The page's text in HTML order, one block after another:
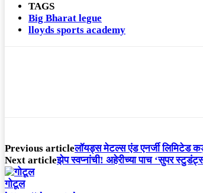
TAGS
Big Bharat legue
lloyds sports academy
Previous articleलॉयड्स मेटल्स एंड एनर्जी लिमिटेड
Next articleझेप स्वप्नांची! अहेरीच्या पाच ‘सुपर
गोटूल